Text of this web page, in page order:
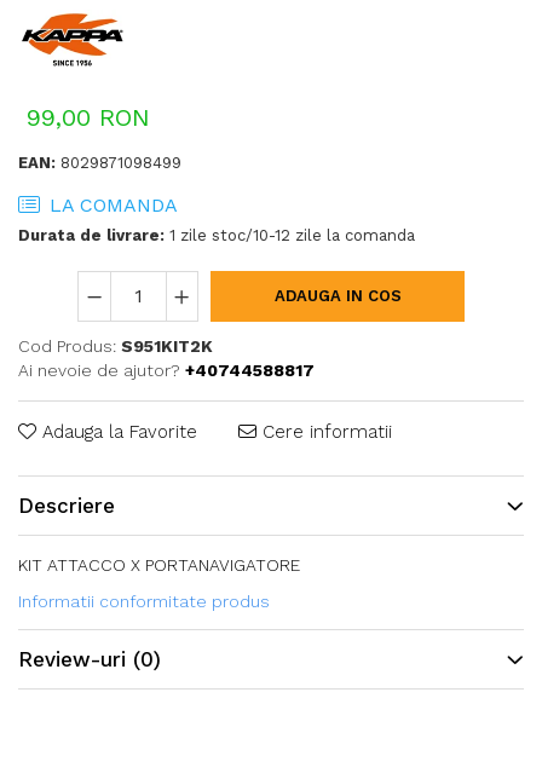
99,00 RON
EAN: 8029871098499
LA COMANDA
Durata de livrare: 1 zile stoc/10-12 zile la comanda
ADAUGA IN COS
Cod Produs: S951KIT2K
Ai nevoie de ajutor? +40744588817
Adauga la Favorite Cere informatii
Descriere
KIT ATTACCO X PORTANAVIGATORE
Informatii conformitate produs
Review-uri (0)